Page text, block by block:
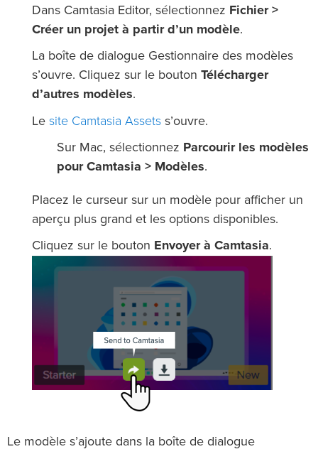
Dans Camtasia Editor, sélectionnez Fichier >
Créer un projet à partir d’un modèle.
La boîte de dialogue Gestionnaire des modèles
s’ouvre. Cliquez sur le bouton Télécharger
d’autres modèles.
Le site Camtasia Assets s’ouvre.
Sur Mac, sélectionnez Parcourir les modèles
pour Camtasia > Modèles.
Placez le curseur sur un modèle pour afficher un
aperçu plus grand et les options disponibles.
Cliquez sur le bouton Envoyer à Camtasia.
Le modèle s’ajoute dans la boîte de dialogue